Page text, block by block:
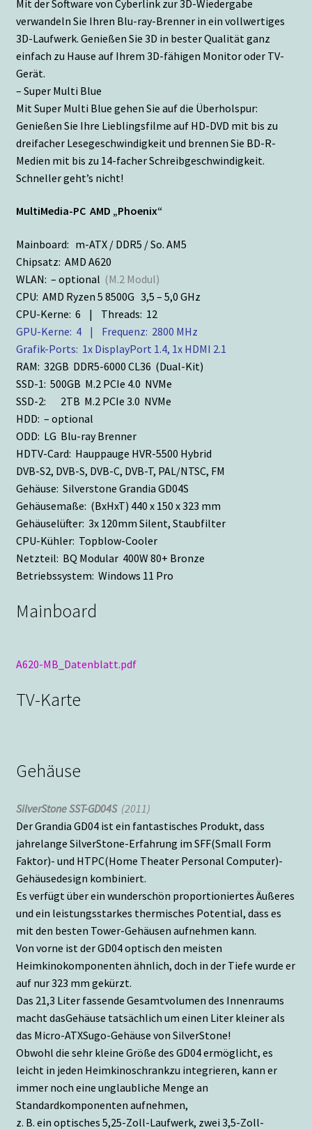
Mit der Software von Cyberlink zur 3D-Wiedergabe
verwandeln Sie Ihren Blu-ray-Brenner in ein vollwertiges
3D-Laufwerk. Genießen Sie 3D in bester Qualität ganz
einfach zu Hause auf Ihrem 3D-fähigen Monitor oder TV-
Gerät.
– Super Multi Blue
Mit Super Multi Blue gehen Sie auf die Überholspur:
Genießen Sie Ihre Lieblingsfilme auf HD-DVD mit bis zu
dreifacher Lesegeschwindigkeit und brennen Sie BD-R-
Medien mit bis zu 14-facher Schreibgeschwindigkeit.
Schneller geht’s nicht!
MultiMedia-PC AMD „Phoenix“
Mainboard: m-ATX / DDR5 / So. AM5
Chipsatz: AMD A620
WLAN: – optional (M.2 Modul)
CPU: AMD Ryzen 5 8500G 3,5 – 5,0 GHz
CPU-Kerne: 6 | Threads: 12
GPU-Kerne: 4 | Frequenz: 2800 MHz
Grafik-Ports: 1x DisplayPort 1.4, 1x HDMI 2.1
RAM: 32GB DDR5-6000 CL36 (Dual-Kit)
SSD-1: 500GB M.2 PCIe 4.0 NVMe
SSD-2: 2TB M.2 PCIe 3.0 NVMe
HDD: – optional
ODD: LG Blu-ray Brenner
HDTV-Card: Hauppauge HVR-5500 Hybrid
DVB-S2, DVB-S, DVB-C, DVB-T, PAL/NTSC, FM
Gehäuse: Silverstone Grandia GD04S
Gehäusemaße: (BxHxT) 440 x 150 x 323 mm
Gehäuselüfter: 3x 120mm Silent, Staubfilter
CPU-Kühler: Topblow-Cooler
Netzteil: BQ Modular 400W 80+ Bronze
Betriebssystem: Windows 11 Pro
Mainboard
A620-MB_Datenblatt.pdf
TV-Karte
Gehäuse
SilverStone SST-GD04S (2011)
Der Grandia GD04 ist ein fantastisches Produkt, dass
jahrelange SilverStone-Erfahrung im SFF(Small Form
Faktor)- und HTPC(Home Theater Personal Computer)-
Gehäusedesign kombiniert.
Es verfügt über ein wunderschön proportioniertes Äußeres
und ein leistungsstarkes thermisches Potential, dass es
mit den besten Tower-Gehäusen aufnehmen kann.
Von vorne ist der GD04 optisch den meisten
Heimkinokomponenten ähnlich, doch in der Tiefe wurde er
auf nur 323 mm gekürzt.
Das 21,3 Liter fassende Gesamtvolumen des Innenraums
macht dasGehäuse tatsächlich um einen Liter kleiner als
das Micro-ATXSugo-Gehäuse von SilverStone!
Obwohl die sehr kleine Größe des GD04 ermöglicht, es
leicht in jeden Heimkinoschrankzu integrieren, kann er
immer noch eine unglaubliche Menge an
Standardkomponenten aufnehmen,
z. B. ein optisches 5,25-Zoll-Laufwerk, zwei 3,5-Zoll-